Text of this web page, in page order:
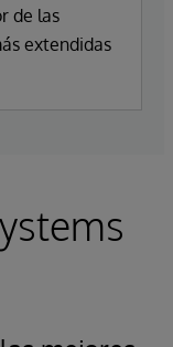
de las
extendidas